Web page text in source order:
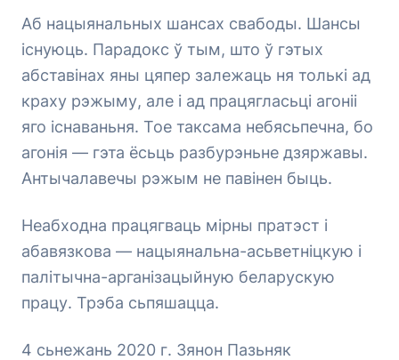
Аб нацыянальных шансах свабоды. Шансы
існуюць. Парадокс ў тым, што ў гэтых
абставінах яны цяпер залежаць ня толькі ад
краху рэжыму, але і ад працягласьці агоніі
яго існаваньня. Тое таксама небясьпечна, бо
агонія — гэта ёсьць разбурэньне дзяржавы.
Антычалавечы рэжым не павінен быць.
Неабходна працягваць мірны пратэст і
абавязкова — нацыянальна-асьветніцкую і
палітычна-арганізацыйную беларускую
працу. Трэба сьпяшацца.
4 сьнежань 2020 г. Зянон Пазьняк